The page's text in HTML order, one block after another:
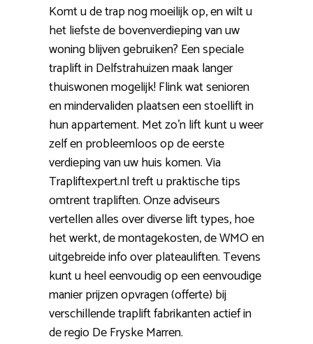
Komt u de trap nog moeilijk op, en wilt u
het liefste de bovenverdieping van uw
woning blijven gebruiken? Een speciale
traplift in Delfstrahuizen maak langer
thuiswonen mogelijk! Flink wat senioren
en mindervaliden plaatsen een stoellift in
hun appartement. Met zo’n lift kunt u weer
zelf en probleemloos op de eerste
verdieping van uw huis komen. Via
Trapliftexpert.nl treft u praktische tips
omtrent trapliften. Onze adviseurs
vertellen alles over diverse lift types, hoe
het werkt, de montagekosten, de WMO en
uitgebreide info over plateauliften. Tevens
kunt u heel eenvoudig op een eenvoudige
manier prijzen opvragen (offerte) bij
verschillende traplift fabrikanten actief in
de regio De Fryske Marren.